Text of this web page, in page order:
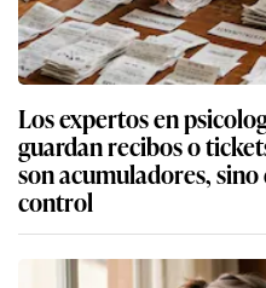
Los expertos en
guardan recibos o
son acumuladores,
control